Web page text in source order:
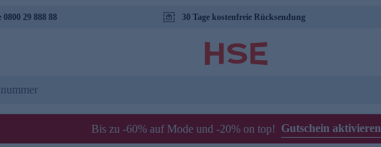
29 888 88 30 Tage kostenfreie Rücksendung
Bis zu -60% auf Mode und -20% on top! Gutschein aktivieren